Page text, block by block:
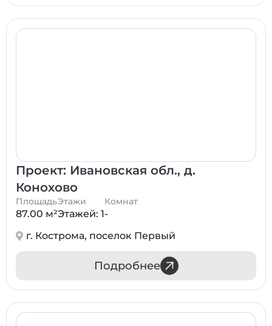
Проект: Ивановская обл., д.
Конохово
Площадь
87.00 м²
Этажи
Этажей: 1
Комнат
-
г. Кострома, поселок Первый
Подробнее